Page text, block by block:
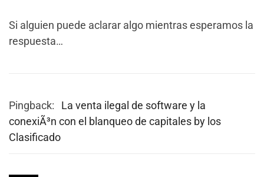
Si alguien puede aclarar algo mientras esperamos la
respuesta…
Pingback:
La venta ilegal de software y la
conexiÃ³n con el blanqueo de capitales by los
Clasificado